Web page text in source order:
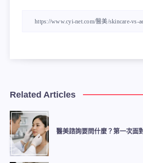
Related Articles
醫美諮詢要問什麼？第一次面